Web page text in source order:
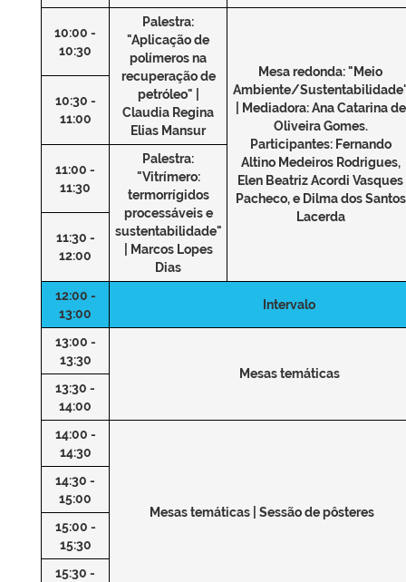
10:00 -
10:30
Palestra:
"Aplicação de
polímeros na
recuperação de
petróleo" |
Claudia Regina
Elias Mansur
Mesa redonda: "Meio
Ambiente/
| Mediadora: Ana Catarina de
Oliveira Gomes.
Participantes: Fernando
Altino Medeiros Rodrigues,
Elen Beatriz Acordi Vasques
Pacheco, e Dilma dos Santos
Lacerda
10:30 -
11:00
11:00 -
11:30
Palestra:
"Vitrímero:
termorrígidos
processáveis e
sustentabilidade"
| Marcos Lopes
Dias
11:30 -
12:00
12:00 -
13:00
Intervalo
13:00 -
13:30
Mesas temáticas
13:30 -
14:00
14:00 -
14:30
Mesas temáticas | Sessão de pôsteres
14:30 -
15:00
15:00 -
15:30
15:30 -